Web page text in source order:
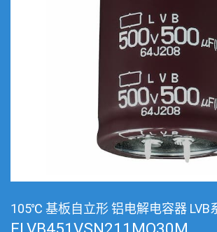
105℃ 基板自立形 铝电解电容器 LVB